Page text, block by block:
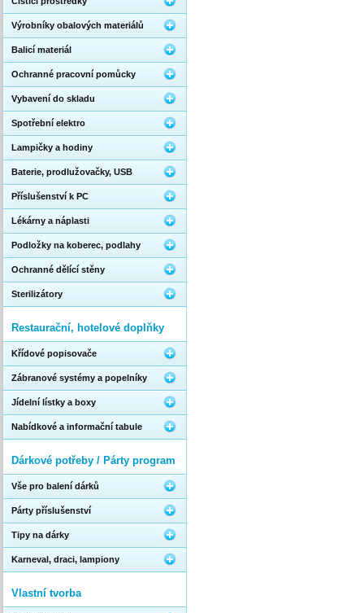
Výrobníky obalových materiálů
Balicí materiál
Ochranné pracovní pomůcky
Vybavení do skladu
Spotřební elektro
Lampičky a hodiny
Baterie, prodlužovačky, USB
Příslušenství k PC
Lékárny a náplasti
Podložky na koberec, podlahy
Ochranné dělící stěny
Sterilizátory
Restaurační, hotelové doplňky
Křídové popisovače
Zábranové systémy a popelníky
Jídelní lístky a boxy
Nabídkové a informační tabule
Dárkové potřeby / Párty program
Vše pro balení dárků
Párty příslušenství
Tipy na dárky
Karneval, draci, lampiony
Vlastní tvorba